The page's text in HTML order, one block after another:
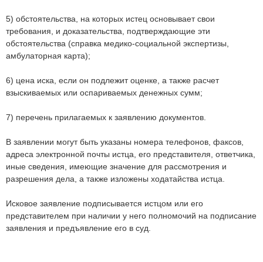
5) обстоятельства, на которых истец основывает свои
требования, и доказательства, подтверждающие эти
обстоятельства (справка медико-социальной экспертизы,
амбулаторная карта);
6) цена иска, если он подлежит оценке, а также расчет
взыскиваемых или оспариваемых денежных сумм;
7) перечень прилагаемых к заявлению документов.
В заявлении могут быть указаны номера телефонов, факсов,
адреса электронной почты истца, его представителя, ответчика,
иные сведения, имеющие значение для рассмотрения и
разрешения дела, а также изложены ходатайства истца.
Исковое заявление подписывается истцом или его
представителем при наличии у него полномочий на подписание
заявления и предъявление его в суд.